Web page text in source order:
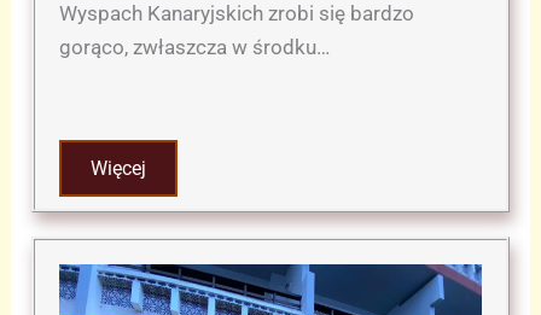
Wyspach Kanaryjskich zrobi się bardzo
gorąco, zwłaszcza w środku…
Więcej